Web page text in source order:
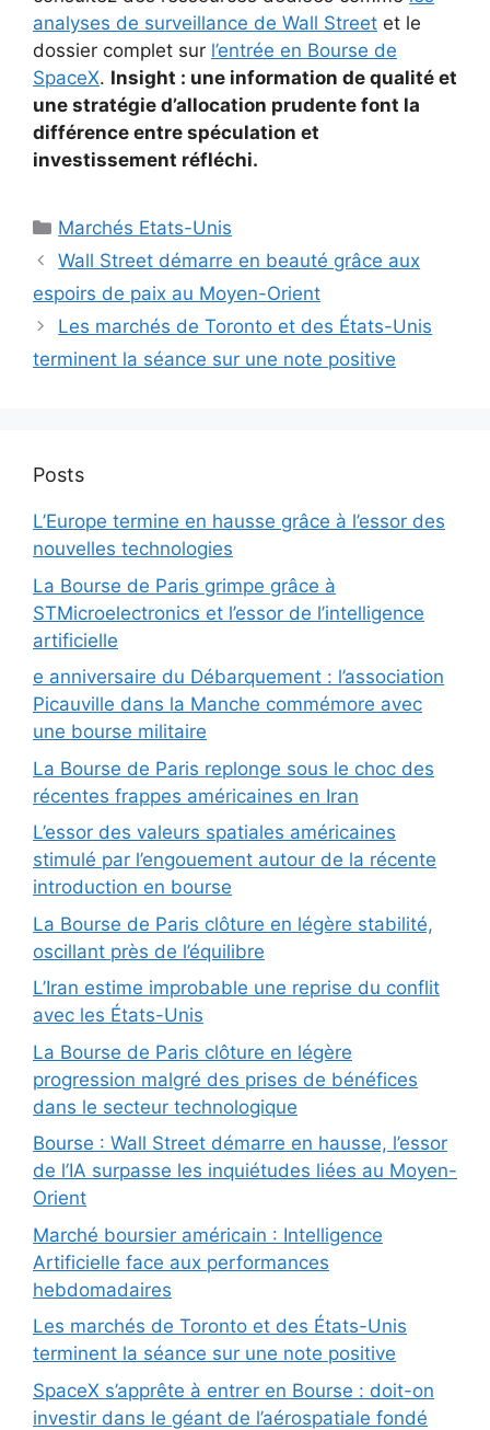
analyses de surveillance de Wall Street et le
dossier complet sur l’entrée en Bourse de
SpaceX. Insight : une information de qualité et
une stratégie d’allocation prudente font la
différence entre spéculation et
investissement réfléchi.
Catégories
Marchés Etats-Unis
Wall Street démarre en beauté grâce aux
espoirs de paix au Moyen-Orient
Les marchés de Toronto et des États-Unis
terminent la séance sur une note positive
Posts
L’Europe termine en hausse grâce à l’essor des
nouvelles technologies
La Bourse de Paris grimpe grâce à
STMicroelectronics et l’essor de l’intelligence
artificielle
e anniversaire du Débarquement : l’association
Picauville dans la Manche commémore avec
une bourse militaire
La Bourse de Paris replonge sous le choc des
récentes frappes américaines en Iran
L’essor des valeurs spatiales américaines
stimulé par l’engouement autour de la récente
introduction en bourse
La Bourse de Paris clôture en légère stabilité,
oscillant près de l’équilibre
L’Iran estime improbable une reprise du conflit
avec les États-Unis
La Bourse de Paris clôture en légère
progression malgré des prises de bénéfices
dans le secteur technologique
Bourse : Wall Street démarre en hausse, l’essor
de l’IA surpasse les inquiétudes liées au Moyen-
Orient
Marché boursier américain : Intelligence
Artificielle face aux performances
hebdomadaires
Les marchés de Toronto et des États-Unis
terminent la séance sur une note positive
SpaceX s’apprête à entrer en Bourse : doit-on
investir dans le géant de l’aérospatiale fondé